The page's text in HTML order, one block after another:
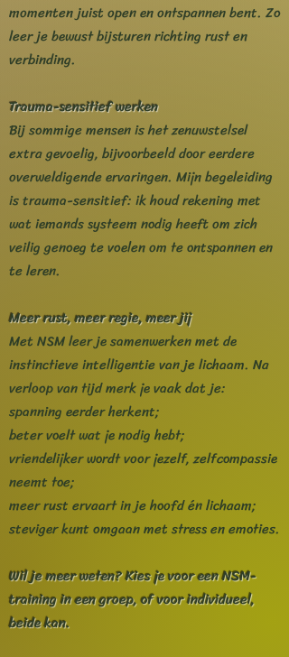
momenten juist open en ontspannen bent. Zo
leer je bewust bijsturen richting rust en
verbinding.
Trauma-sensitief werken
Bij sommige mensen is het zenuwstelsel
extra gevoelig, bijvoorbeeld door eerdere
overweldigende ervaringen. Mijn begeleiding
is trauma-sensitief: ik houd rekening met
wat iemands systeem nodig heeft om zich
veilig genoeg te voelen om te ontspannen en
te leren.
Meer rust, meer regie, meer jij
Met NSM leer je samenwerken met de
instinctieve intelligentie van je lichaam. Na
verloop van tijd merk je vaak dat je:
spanning eerder herkent;
beter voelt wat je nodig hebt;
vriendelijker wordt voor jezelf, zelfcompassie
neemt toe;
meer rust ervaart in je hoofd én lichaam;
steviger kunt omgaan met stress en emoties.
Wil je meer weten? Kies je voor een NSM-
training in een groep, of voor individueel,
beide kan.